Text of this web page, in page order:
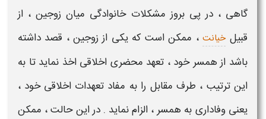
گاهی ، در پی بروز مشکلات خانوادگی میان زوجین ، از
قبیلخیانت ، ممکن است که یکی از زوجین ، قصد داشته
باشد از همسر خود ، تعهد محضری اخلاقی اخذ نماید تا به
این ترتیب ، طرف مقابل را به مفاد تعهدات اخلاقیخود ،
یعنی وفاداری به همسر، الزام نماید . در این حالت ، ممکن